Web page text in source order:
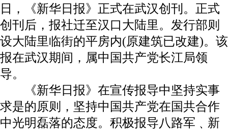
日，《新华日报》正式在武汉创刊。正式
创刊后，报社迁至汉口大陆里。发行部则
设大陆里临街的平房内(原建筑已改建)。该
报在武汉期间，属中国共产党长江局领
导。
《新华日报》在宣传报导中坚持实事
求是的原则，坚持中国共产党在国共合作
中光明磊落的态度。积极报导八路军﹑新